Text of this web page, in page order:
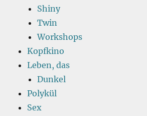
Shiny
Twin
Workshops
Kopfkino
Leben, das
Dunkel
Polykül
Sex